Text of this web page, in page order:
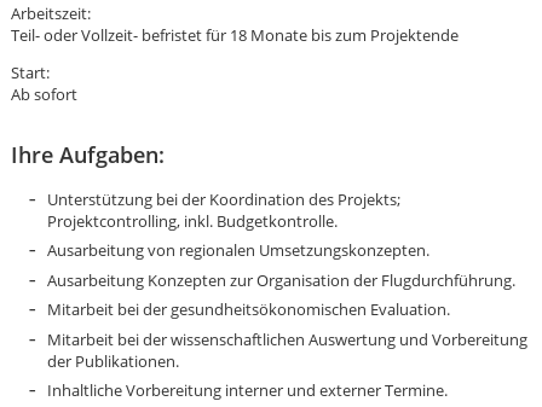
Arbeitszeit:
Teil- oder Vollzeit- befristet für 18 Monate bis zum Projektende
Start:
Ab sofort
Ihre Aufgaben:
Unterstützung bei der Koordination des Projekts;
Projektcontrolling, inkl. Budgetkontrolle.
Ausarbeitung von regionalen Umsetzungskonzepten.
Ausarbeitung Konzepten zur Organisation der Flugdurchführung.
Mitarbeit bei der gesundheitsökonomischen Evaluation.
Mitarbeit bei der wissenschaftlichen Auswertung und Vorbereitung
der Publikationen.
Inhaltliche Vorbereitung interner und externer Termine.
Karte anzeigen